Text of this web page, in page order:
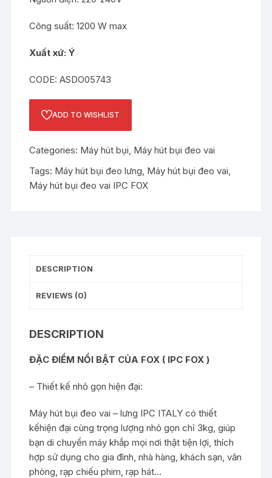
Công suất: 1200 W max
Xuất xứ: Ý
CODE: ASDO05743
ADD TO WISHLIST
Categories: Máy hút bụi, Máy hút bụi đeo vai
Tags: Máy hút bụi đeo lưng, Máy hút bụi đeo vai,
Máy hút bụi đeo vai IPC FOX
DESCRIPTION
REVIEWS (0)
DESCRIPTION
ĐẶC ĐIỂM NỔI BẬT CỦA FOX ( IPC FOX )
– Thiết kế nhỏ gọn hiện đại:
Máy hút bụi đeo vai – lưng IPC ITALY có thiết
kếhiện đại cùng trọng lượng nhỏ gọn chỉ 3kg, giúp
bạn di chuyển máy khắp mọi nơi thật tiện lợi, thích
hợp sử dụng cho gia đình, nhà hàng, khách sạn, văn
phòng, rạp chiếu phim, rạp hát…